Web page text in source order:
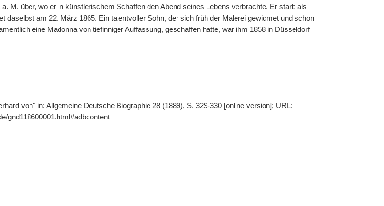
M. über, wo er in künstlerischem Schaffen den Abend seines Lebens verbrachte. Er starb als
daselbst am 22. März 1865. Ein talentvoller Sohn, der sich früh der Malerei gewidmet und schon
eine Madonna von tiefinniger Auffassung, geschaffen hatte, war ihm 1858 in Düsseldorf
von" in: Allgemeine Deutsche Biographie 28 (1889), S. 329-330 [online version]; URL:
gnd118600001.html#adbcontent